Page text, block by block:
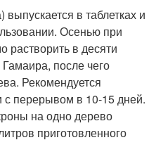
в таблетках и
Осенью при
растворить в десяти
после чего
Рекомендуется
с перерывом в 10-15 дней.
на одно дерево
приготовленного